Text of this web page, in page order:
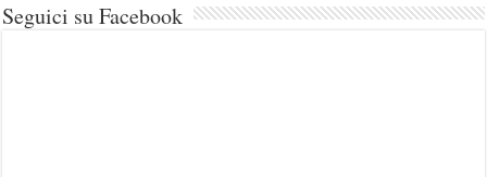
Seguici su Facebook